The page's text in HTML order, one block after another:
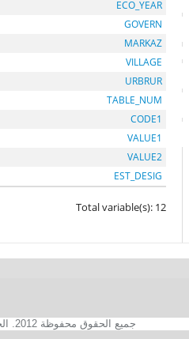
ECO_YEAR
GOVERN
MARKAZ
VILLAGE
URBRUR
TABLE_NUM
CODE1
VALUE1
VALUE2
EST_DESIG
Total variable(s): 12
جميع الحقوق محفوظة 2012. الجهاز المركزي للتعبئة العامة والإحصاءات. لمزيد من الاستفسارات الفنية بخصوص الصفحة الالكترونية